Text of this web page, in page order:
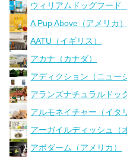
ウィリアムドッグフード
A Pup Above（アメリカ）
AATU（イギリス）
アカナ（カナダ）
アディクション（ニュー
アランズナチュラルドッ
アルモネイチャー（イタ
アーガイルディッシュ（
アボダーム（アメリカ）